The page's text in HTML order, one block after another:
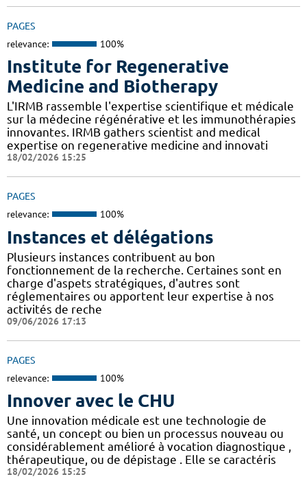
PAGES
relevance: 100%
Institute for Regenerative
Medicine and Biotherapy
L'IRMB rassemble l'expertise scientifique et médicale
sur la médecine régénérative et les immunothérapies
innovantes. IRMB gathers scientist and medical
expertise on regenerative medicine and innovati
18/02/2026 15:25
PAGES
relevance: 100%
Instances et délégations
Plusieurs instances contribuent au bon
fonctionnement de la recherche. Certaines sont en
charge d'aspets stratégiques, d'autres sont
réglementaires ou apportent leur expertise à nos
activités de reche
09/06/2026 17:13
PAGES
relevance: 100%
Innover avec le CHU
Une innovation médicale est une technologie de
santé, un concept ou bien un processus nouveau ou
considérablement amélioré à vocation diagnostique ,
thérapeutique, ou de dépistage . Elle se caractéris
18/02/2026 15:25